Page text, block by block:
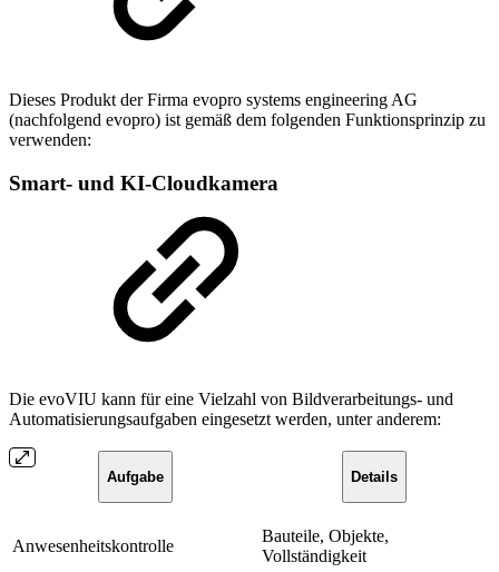
Dieses Produkt der Firma evopro systems engineering AG
(nachfolgend evopro) ist gemäß dem folgenden Funktionsprinzip zu
verwenden:
Smart- und KI-Cloudkamera
Die evoVIU kann für eine Vielzahl von Bildverarbeitungs- und
Automatisierungsaufgaben eingesetzt werden, unter anderem:
Aufgabe Details
Anwesenheitskontrolle
Bauteile, Objekte,
Vollständigkeit